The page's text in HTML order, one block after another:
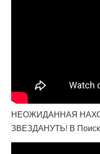
НЕОЖИДАННАЯ
ЗВЕЗДАНУТЬ! В